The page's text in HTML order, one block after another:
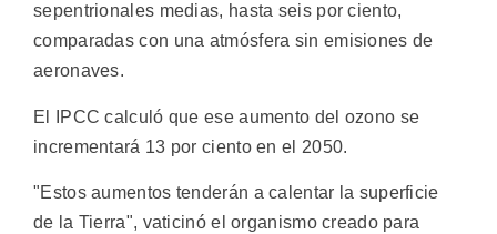
sepentrionales medias, hasta seis por ciento,
comparadas con una atmósfera sin emisiones de
aeronaves.
El IPCC calculó que ese aumento del ozono se
incrementará 13 por ciento en el 2050.
"Estos aumentos tenderán a calentar la superficie
de la Tierra", vaticinó el organismo creado para